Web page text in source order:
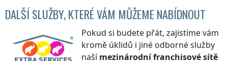
DALŠÍ SLUŽBY, KTERÉ VÁM MŮŽEME NABÍDNOUT
Pokud si budete přát, zajistíme vám
kromě úklidů i jiné odborné služby
našímezinárodní franchisové sítě